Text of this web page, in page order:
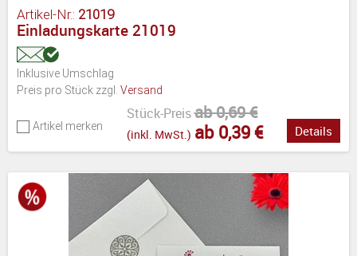
Artikel-Nr.: 21019
Einladungskarte 21019
Inklusive Umschlag
Preis pro Stück zzgl. Versand
Artikel merken
Stück-Preisab 0,69 €
(inkl. MwSt.) ab 0,39 € Details